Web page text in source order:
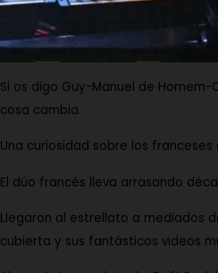
Si os digo Guy-Manuel de Homem-
cosa cambia.
Una curiosidad sobre los
El dúo francés lleva arrasando
Llegaron al estrellato a mediados
cubierta y sus fantásticos videos